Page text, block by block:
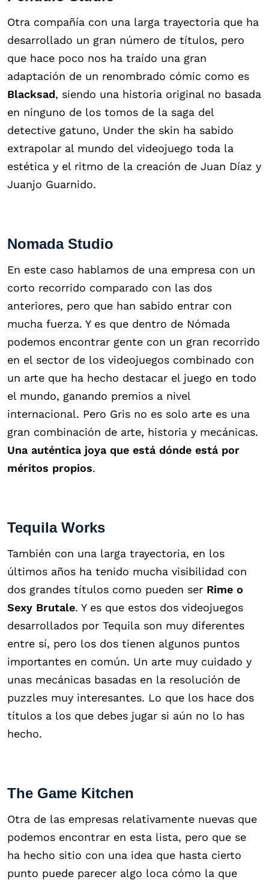
Otra compañía con una larga trayectoria que ha
desarrollado un gran número de títulos, pero
que hace poco nos ha traído una gran
adaptación de un renombrado cómic como es
Blacksad, siendo una historia original no basada
en ninguno de los tomos de la saga del
detective gatuno, Under the skin ha sabido
extrapolar al mundo del videojuego toda la
estética y el ritmo de la creación de Juan Díaz y
Juanjo Guarnido.
Nomada Studio
En este caso hablamos de una empresa con un
corto recorrido comparado con las dos
anteriores, pero que han sabido entrar con
mucha fuerza. Y es que dentro de Nómada
podemos encontrar gente con un gran recorrido
en el sector de los videojuegos combinado con
un arte que ha hecho destacar el juego en todo
el mundo, ganando premios a nivel
internacional. Pero Gris no es solo arte es una
gran combinación de arte, historia y mecánicas.
Una auténtica joya que está dónde está por
méritos propios.
Tequila Works
También con una larga trayectoria, en los
últimos años ha tenido mucha visibilidad con
dos grandes títulos como pueden ser Rime o
Sexy Brutale. Y es que estos dos videojuegos
desarrollados por Tequila son muy diferentes
entre sí, pero los dos tienen algunos puntos
importantes en común. Un arte muy cuidado y
unas mecánicas basadas en la resolución de
puzzles muy interesantes. Lo que los hace dos
títulos a los que debes jugar si aún no lo has
hecho.
The Game Kitchen
Otra de las empresas relativamente nuevas que
podemos encontrar en esta lista, pero que se
ha hecho sitio con una idea que hasta cierto
punto puede parecer algo loca cómo la que